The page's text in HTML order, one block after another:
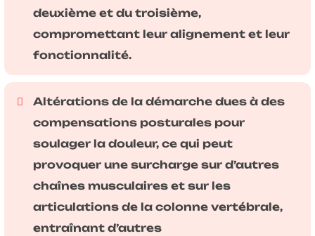
deuxième et du troisième,
compromettant leur alignement et leur
fonctionnalité.
Altérations de la démarche dues à des
compensations posturales pour
soulager la douleur, ce qui peut
provoquer une surcharge sur d’autres
chaînes musculaires et sur les
articulations de la colonne vertébrale,
entraînant d’autres